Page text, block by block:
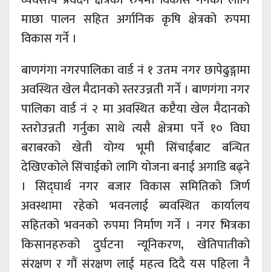
माछा पालन सहित अर्गानिक कृषि क्षेत्रको रुपमा
विकास गर्ने ।
बाणगंगा नगरपालिका वार्ड नं १ उतम नगर छापेढुङ्गामा
अवस्थित खेल मैदानको स्तरउन्नती गर्ने । बाणगंगा नगर
पालिका वार्ड नं २ मा अवस्थित कप्टैया खेल मैदानको
स्तरोउन्नती गर्नुका साथे त्यसै क्षेत्रमा पर्ने १० विघा
बराबरको खेती योग्य भूमी सिंचाईबाट बन्चित
देखिएकोले सिंचाईको लागि योजना बनाई अगाडि बढ्ने
। सिद्घार्थ नगर बजार विकास समितिको जिर्ण
अवस्थामा रहेको भवनलाई ब्यवस्थित कार्यालय
सहितको भवनको रुपमा निर्माण गर्ने । नगर भित्रका
किसानहरुको दुर्घटना न्यूनिकरण, खेतिपातीको
संरक्षण र गौं संरक्षण लाई महत्व दिदै यस पहिला नै